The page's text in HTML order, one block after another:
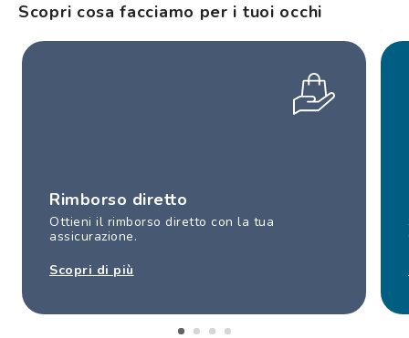
Scopri cosa facciamo per i tuoi occhi
Rimborso diretto
Ottieni il rimborso diretto con la tua
assicurazione.
Scopri di più